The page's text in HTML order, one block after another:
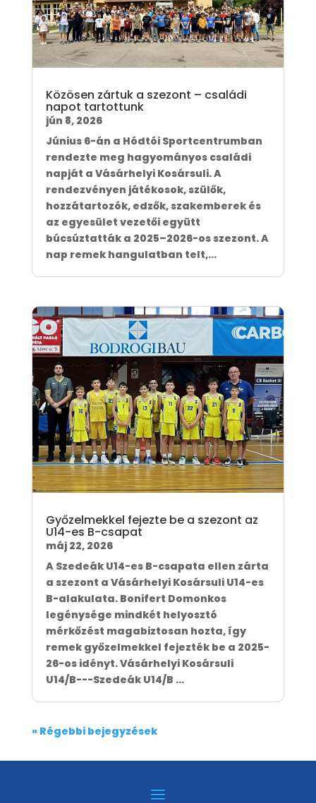
Közösen zártuk a szezont – családi
napot tartottunk
jún 8, 2026
Június 6-án a Hódtói Sportcentrumban
rendezte meg hagyományos családi
napját a Vásárhelyi Kosársuli. A
rendezvényen játékosok, szülők,
hozzátartozók, edzők, szakemberek és
az egyesület vezetői együtt
búcsúztatták a 2025–2026-os szezont. A
nap remek hangulatban telt,...
Győzelmekkel fejezte be a szezont az
U14-es B-csapat
máj 22, 2026
A Szedeák U14-es B-csapata ellen zárta
a szezont a Vásárhelyi Kosársuli U14-es
B-alakulata. Bonifert Domonkos
legénysége mindkét helyosztó
mérkőzést magabiztosan hozta, így
remek győzelmekkel fejezték be a 2025-
26-os idényt. Vásárhelyi Kosársuli
U14/B---Szedeák U14/B ...
« Régebbi bejegyzések